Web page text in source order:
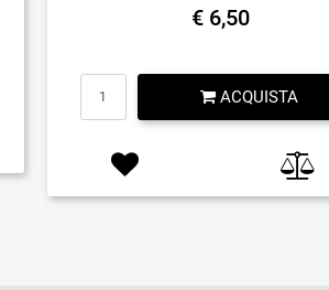
€ 6,50
ACQUISTA